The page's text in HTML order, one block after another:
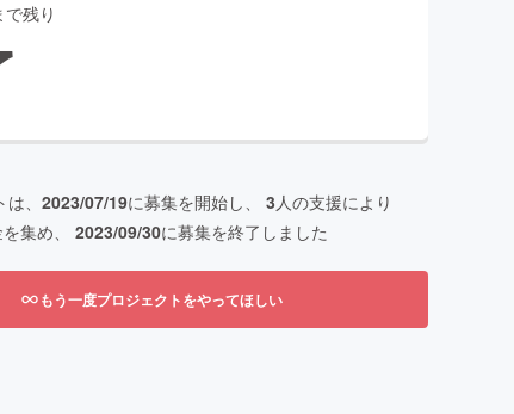
残り
、 2023/07/19に募集を開始し、 3人の支援により
集め、 2023/09/30に募集を終了しました
もう一度プロジェクトをやってほしい